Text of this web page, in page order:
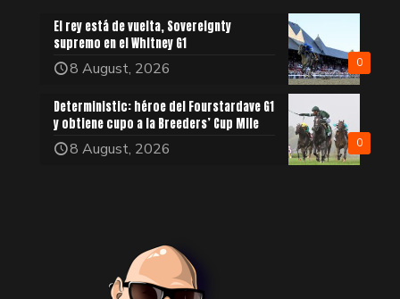
0
El rey está de vuelta, Sovereignty
supremo en el Whitney G1
8 August, 2026
0
Deterministic: héroe del Fourstardave G1
y obtiene cupo a la Breeders’ Cup Mile
8 August, 2026